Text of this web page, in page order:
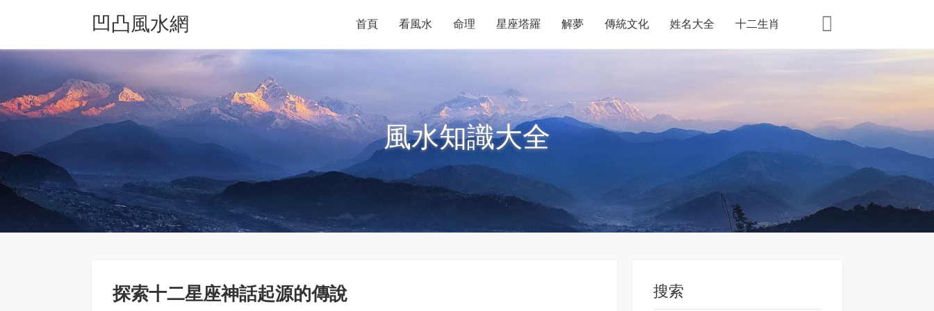
凹凸風水網 首頁 看風水 命理 星座塔羅 解夢 傳統文化 姓名大全 十二生肖
風水知識大全
探索十二星座神話起源的傳說 搜索